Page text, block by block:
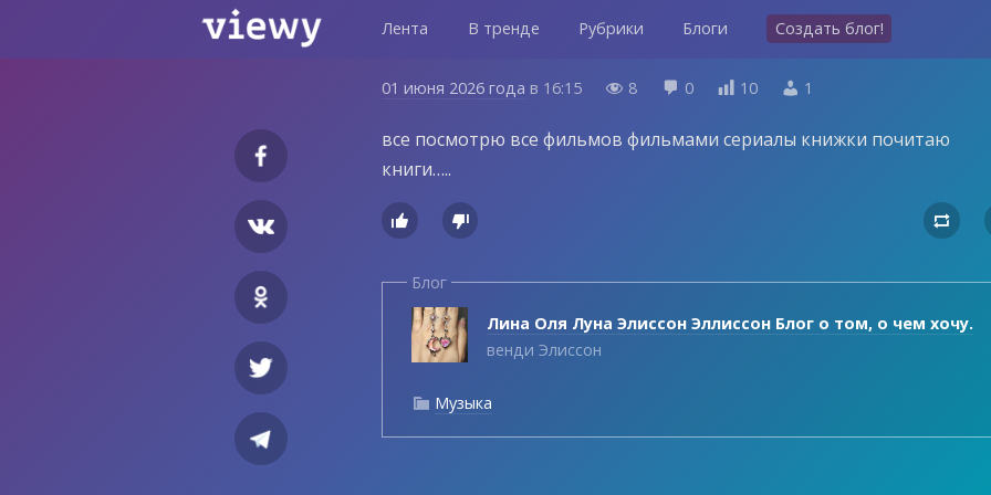
Лента В тренде Рубрики Блоги Создать блог!
01 июня 2026 года в 16:15  8  0  10  1
все посмотрю все фильмов фильмами сериалы книжки почитаю
книги…..
  
Блог
Лина Оля Луна Элиссон Эллиссон Блог о том, о чем хочу.
венди Элиссон
 Музыка